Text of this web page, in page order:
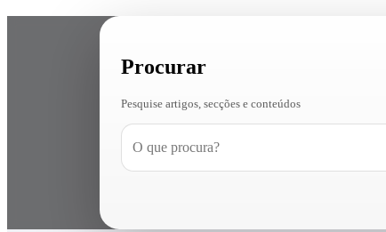
Procurar
Pesquise artigos, secções e conteúdos